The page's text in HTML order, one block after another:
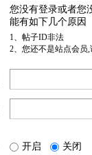
您没有登录或者您
能有如下几个原因
1、帖子ID非法
2、您还不是站点会员
开启 关闭